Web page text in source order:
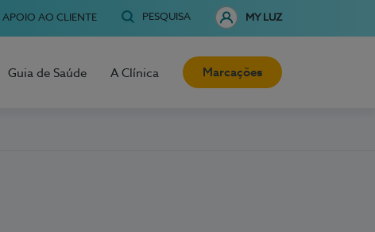
APOIO AO CLIENTE PESQUISA MY LUZ
Guia de Saúde A Clínica Marcações